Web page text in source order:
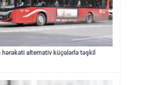
hərəkəti alternativ küçələrlə təşkil